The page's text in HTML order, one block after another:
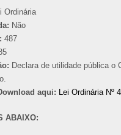
Ordinária
Não
487
Declara de utilidade pública o
aqui: Lei Ordinária Nº
ABAIXO: